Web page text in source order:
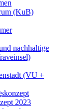
(KuB)
nachhaltige
(VU +
2023